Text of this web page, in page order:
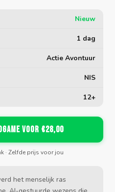
Nieuw
1 dag
Actie Avontuur
NIS
12+
voor €28,00
· Zelfde prijs voor jou
het menselijk ras